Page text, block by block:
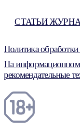
СТАТЬИ
Политика
На информационном
рекомендательные